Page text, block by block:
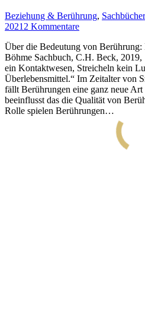
Beziehung & Berührung, Sachbücher
2021 2 Kommentare
Über die Bedeutung von Berührung:
Böhme Sachbuch, C.H. Beck, 2019,
ein Kontaktwesen, Streicheln kein
Überlebensmittel.“ Im Zeitalter von
fällt Berührungen eine ganz neue
beeinflusst das die Qualität von
Rolle spielen Berührungen…